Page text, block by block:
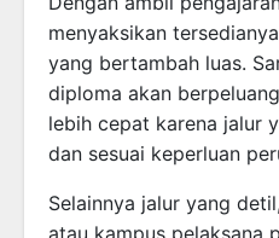
menyaksikan
yang bertambah luas.
diploma akan
lebih cepat karena jalur
dan sesuai keperluan
Selainnya jalur yang
atau kampus pelaksana